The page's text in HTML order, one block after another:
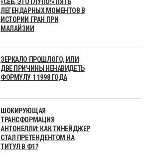
ЛЕГЕНДАРНЫХ МОМЕНТОВ В
ИСТОРИИ ГРАН ПРИ
МАЛАЙЗИИ
ЗЕРКАЛО ПРОШЛОГО, ИЛИ
ДВЕ ПРИЧИНЫ НЕНАВИДЕТЬ
ФОРМУЛУ 1 1998 ГОДА
ШОКИРУЮЩАЯ
ТРАНСФОРМАЦИЯ
АНТОНЕЛЛИ: КАК ТИНЕЙДЖЕР
СТАЛ ПРЕТЕНДЕНТОМ НА
ТИТУЛ В Ф1?